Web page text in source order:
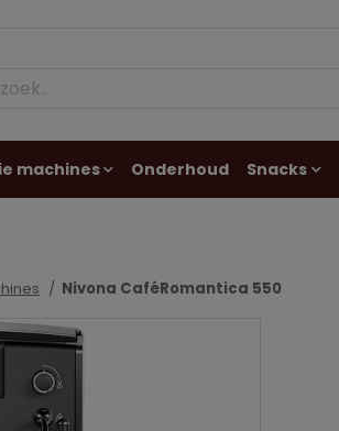
machines Onderhoud Snacks
Nivona CaféRomantica 550